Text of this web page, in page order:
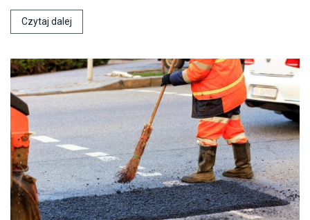
Czytaj dalej